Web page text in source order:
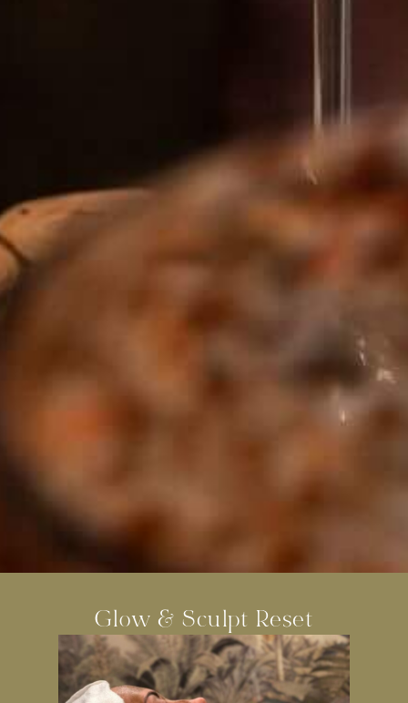
Glow & Sculpt Reset